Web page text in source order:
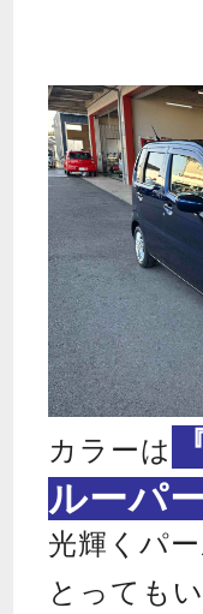
カラーは
ルーパ
光輝くパ
とっても